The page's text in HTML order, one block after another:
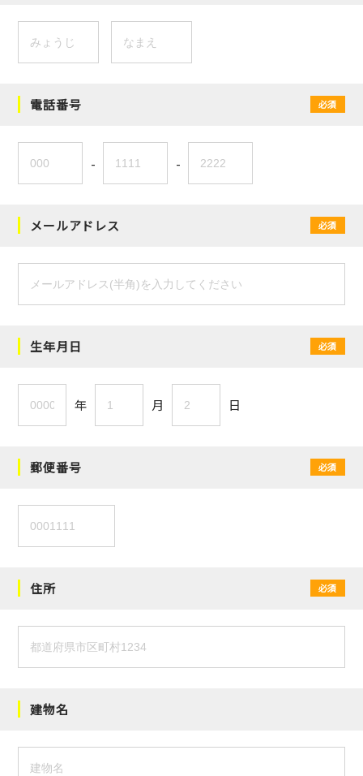
電話番号 必須
- -
メールアドレス 必須
生年月日 必須
年 月 日
郵便番号 必須
住所 必須
建物名